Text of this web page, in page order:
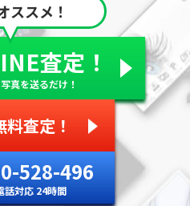
ススメ！
査定！
真を送るだけ！
査定！
528-496
話対応 24時間